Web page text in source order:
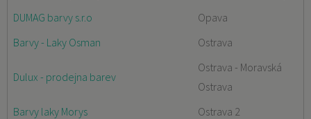
DUMAG barvy s.r.o
Opava
Barvy - Laky Osman
Ostrava
Dulux - prodejna barev
Ostrava - Moravská
Ostrava
Barvy laky Morys
Ostrava 2